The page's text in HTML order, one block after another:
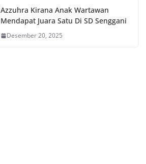
Azzuhra Kirana Anak Wartawan
Mendapat Juara Satu Di SD Senggani
Desember 20, 2025